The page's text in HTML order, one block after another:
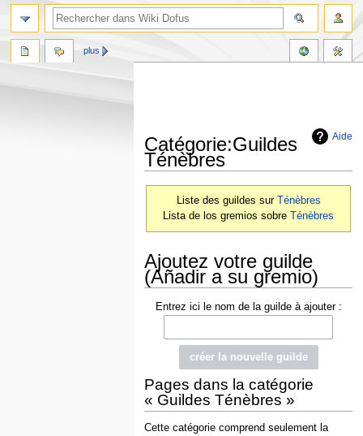
Aide
Catégorie:Guildes
Ténèbres
Liste des guildes sur Ténèbres
Lista de los gremios sobreTénèbres
Ajoutez votre guilde
(Añadir a su gremio)
Entrez ici le nom de la guilde à ajouter :
Pages dans la catégorie
« Guildes Ténèbres »
Cette catégorie comprend seulement la
plus